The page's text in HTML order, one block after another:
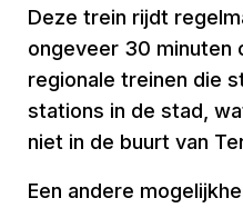
Deze trein rijdt
ongeveer 30 minuten
regionale treinen die
stations in de stad,
niet in de buurt van
Een andere